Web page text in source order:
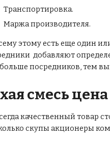
Транспортировка.
Маржа производителя.
этому есть еще один
добавляют
посредников, тем
смесь
качественный товар
скупы акционеры